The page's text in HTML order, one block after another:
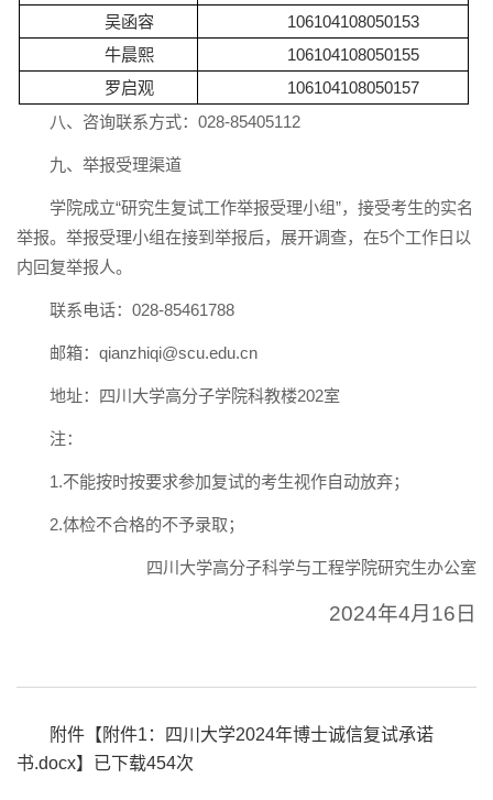
吴函容
106104108050153
牛晨熙
106104108050155
罗启观
106104108050157
八、咨询联系方式：028-85405112
九、举报受理渠道
学院成立“研究生复试工作举报受理小组”，接受考生的实名
举报。举报受理小组在接到举报后，展开调查，在5个工作日以
内回复举报人。
联系电话：028-85461788
邮箱：qianzhiqi@scu.edu.cn
地址：四川大学高分子学院科教楼202室
注：
1.不能按时按要求参加复试的考生视作自动放弃；
2.体检不合格的不予录取；
四川大学高分子科学与工程学院研究生办公室
2024年4月16日
附件【 附件1：四川大学2024年博士诚信复试承诺
书.docx】已下载454次